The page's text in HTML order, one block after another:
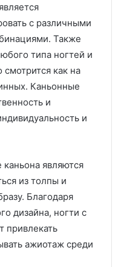
с различными
Также
типа ногтей и
как на
Каньонные
и
и
являются
из толпы и
Благодаря
дизайна, ногти с
привлекать
ажиотаж среди